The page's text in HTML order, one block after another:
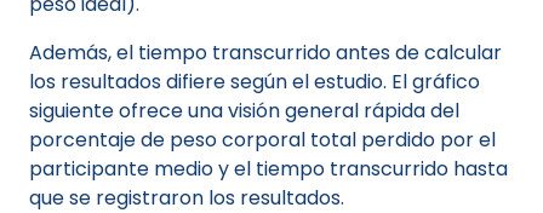
Además, el tiempo transcurrido antes de calcular
los resultados difiere según el estudio. El gráfico
siguiente ofrece una visión general rápida del
porcentaje de peso corporal total perdido por el
participante medio y el tiempo transcurrido hasta
que se registraron los resultados.